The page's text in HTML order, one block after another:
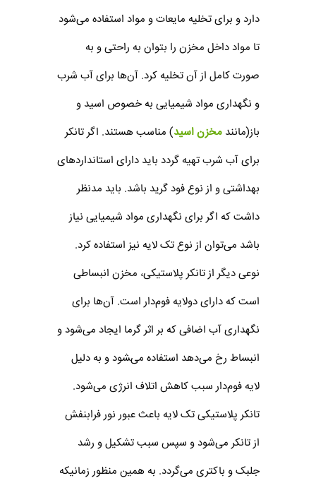
دارد و برای تخلیه مایعات و مواد استفاده می‌شود
تا مواد داخل مخزن را بتوان به راحتی و به
صورت کامل از آن تخلیه کرد. آن‌ها برای آب شرب
و نگهداری مواد شیمیایی به خصوص اسید و
باز(مانند مخزن اسید) مناسب هستند. اگر تانکر
برای آب شرب تهیه گردد باید دارای استانداردهای
بهداشتی و از نوع فود گرید باشد. باید مدنظر
داشت که اگر برای نگهداری مواد شیمیایی نیاز
باشد می‌توان از نوع تک لایه نیز استفاده کرد.
نوعی دیگر از تانکر پلاستیکی، مخزن انبساطی
است که دارای دولایه فوم‌دار است. آن‌ها برای
نگهداری آب اضافی که بر اثر گرما ایجاد می‌شود و
انبساط رخ می‌دهد استفاده می‌‍شود و به دلیل
لایه فوم‌دار سبب کاهش اتلاف انرژی می‌شود.
تانکر پلاستیکی تک لایه باعث عبور نور فرابنفش
از تانکر می‌شود و سپس سبب تشکیل و رشد
جلبک و باکتری می‌گردد. به همین منظور زمانیکه